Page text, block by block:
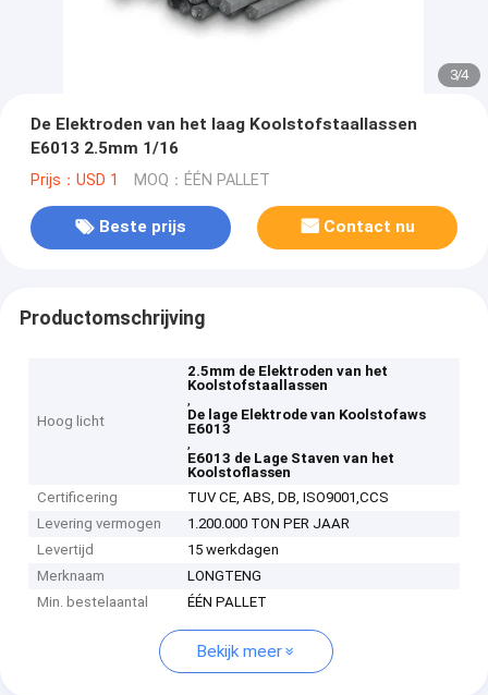
3/4
De Elektroden van het laag Koolstofstaallassen
E6013 2.5mm 1/16
Prijs：USD 1 MOQ：ÉÉN PALLET
Beste prijs Contact nu
Productomschrijving
Hoog licht
2.5mm de Elektroden van het
Koolstofstaallassen
,
De lage Elektrode van Koolstofaws
E6013
,
E6013 de Lage Staven van het
Koolstoflassen
Certificering
TUV CE, ABS, DB, ISO9001,CCS
Levering vermogen
1.200.000 TON PER JAAR
Levertijd
15 werkdagen
Merknaam
LONGTENG
Min. bestelaantal
ÉÉN PALLET
Bekijk meer